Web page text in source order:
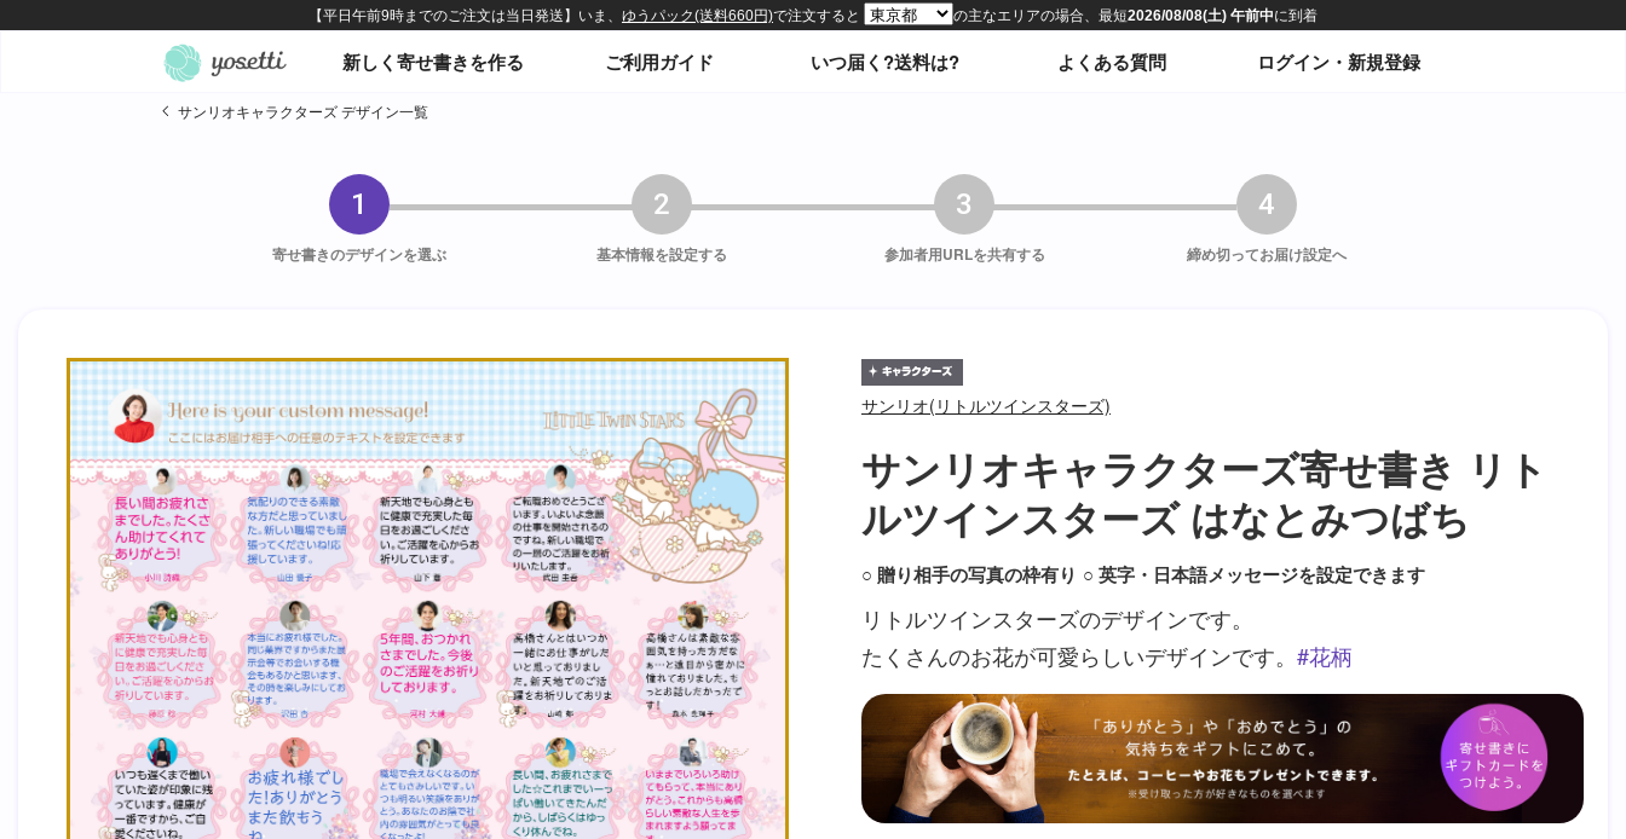
新しく寄せ書きを作る ご利用ガイド いつ届く?送料は? よくある質問 ログイン・新規登録
サンリオキャラクターズ デザイン一覧
1
寄せ書きのデザインを選ぶ
2
基本情報を設定する
3
参加者用URLを共有する
4
締め切ってお届け設定へ
サンリオ(リトルツインスターズ)
サンリオキャラクターズ寄せ書き リト
ルツインスターズ はなとみつばち
○ 贈り相手の写真の枠有り ○ 英字・日本語メッセージを設定できます
リトルツインスターズのデザインです。
たくさんのお花が可愛らしいデザインです。
花柄